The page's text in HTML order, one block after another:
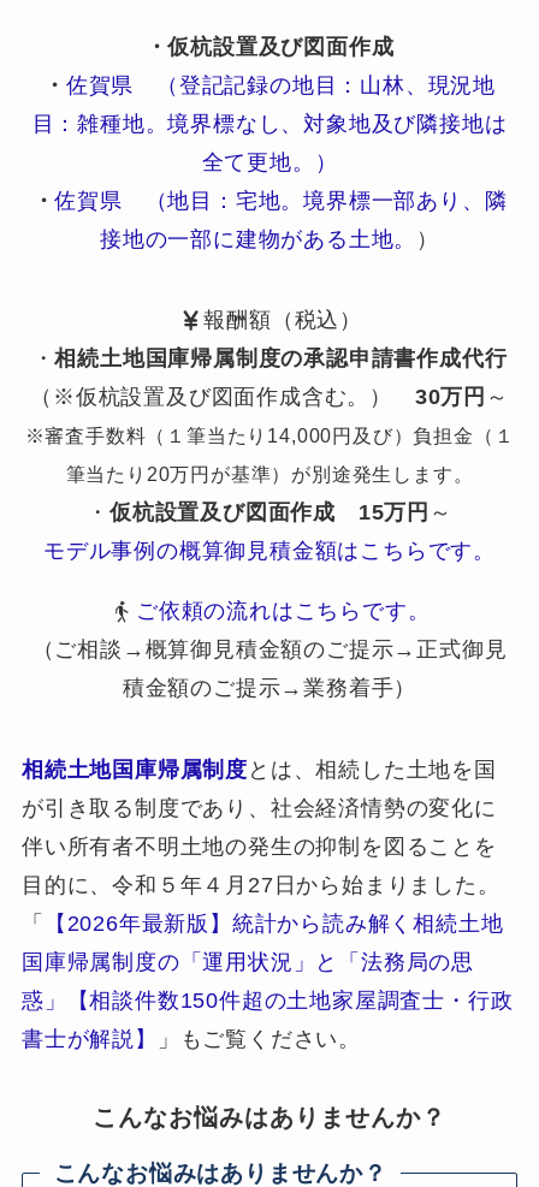
・仮杭設置及び図面作成
・ 佐賀県 （登記記録の地目：山林、現況地
目：雑種地。境界標なし、対象地及び隣接地は
全て更地。）
・佐賀県 （地目：宅地。境界標一部あり、隣
接地の一部に建物がある土地。
）
報酬額（税込）
・相続土地国庫帰属制度の承認申請書作成代行
（※仮杭設置及び図面作成含む。） 30万円 ～
※審査手数料（１筆当たり14,000円及び）負担金（１
筆当たり20万円が基準）が別途発生します。
・ 仮杭設置及び図面作成 15万円 ～
モデル事例の概算御見積金額はこちらです。
ご依頼の流れはこちらです。
（ご相談→概算御見積金額のご提示→正式御見
積金額のご提示→業務着手）
相続土地国庫帰属制度 とは、相続した土地を国
が引き取る制度であり、社会経済情勢の変化に
伴い所有者不明土地の発生の抑制を図ることを
目的に、令和５年４月27日から始まりました。
「
【2026年最新版】統計から読み解く相続土地
国庫帰属制度の「運用状況」と「法務局の思
惑」【相談件数150件超の土地家屋調査士・行政
書士が解説】
」もご覧ください。
こんなお悩みはありませんか？
こんなお悩みはありませんか？